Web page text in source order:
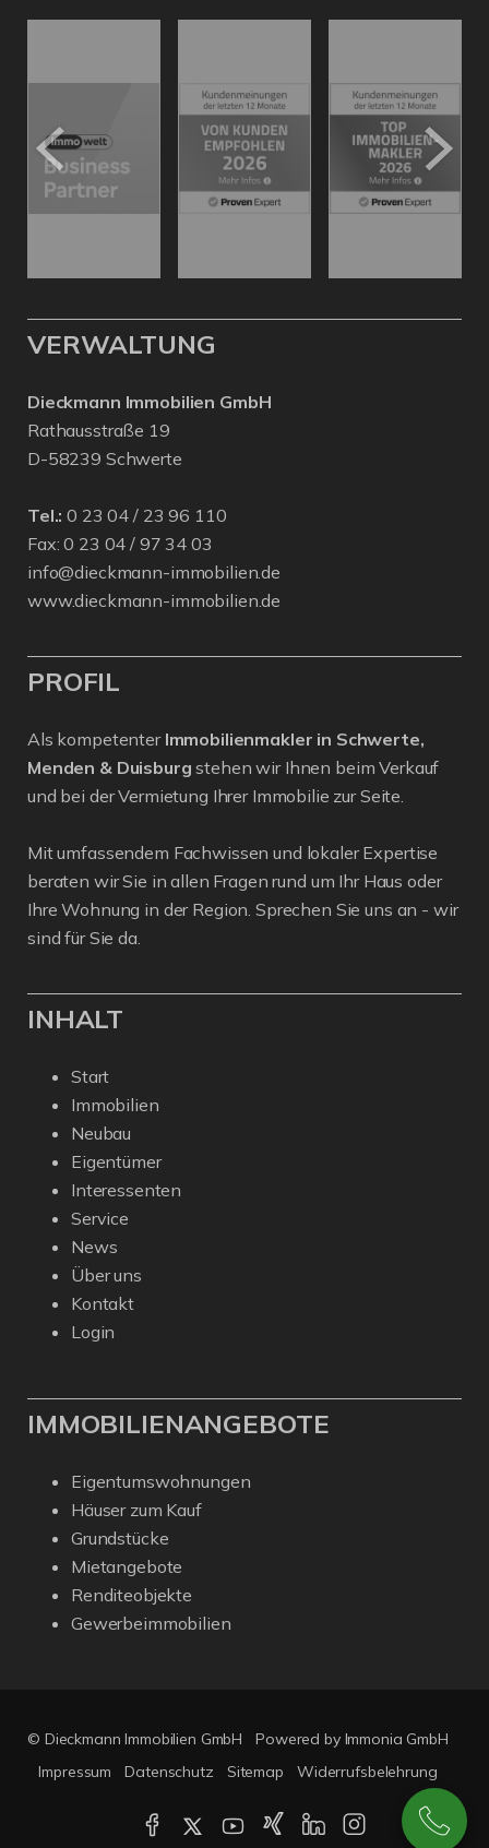
VERWALTUNG
Dieckmann Immobilien GmbH
Rathausstraße 19
D-58239 Schwerte
Tel.: 0 23 04 / 23 96 110
Fax: 0 23 04 / 97 34 03
info@dieckmann-immobilien.de
www.dieckmann-immobilien.de
PROFIL
Als kompetenter Immobilienmakler in Schwerte,
Menden & Duisburg stehen wir Ihnen beim Verkauf
und bei der Vermietung Ihrer Immobilie zur Seite.
Mit umfassendem Fachwissen und lokaler Expertise
beraten wir Sie in allen Fragen rund um Ihr Haus oder
Ihre Wohnung in der Region. Sprechen Sie uns an - wir
sind für Sie da.
INHALT
Start
Immobilien
Neubau
Eigentümer
Interessenten
Service
News
Über uns
Kontakt
Login
IMMOBILIENANGEBOTE
Eigentumswohnungen
Häuser zum Kauf
Grundstücke
Mietangebote
Renditeobjekte
Gewerbeimmobilien
© Dieckmann Immobilien GmbH
Powered by Immonia GmbH
Impressum
Datenschutz Sitemap Widerrufsbelehrung